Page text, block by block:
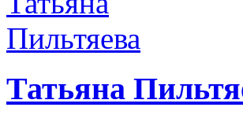
Татьяна